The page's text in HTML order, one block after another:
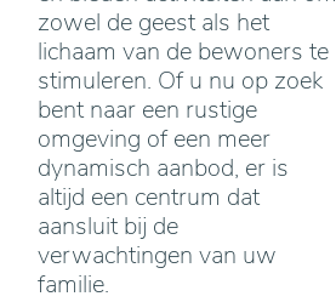
zowel de geest als het
lichaam van de bewoners te
stimuleren. Of u nu op zoek
bent naar een rustige
omgeving of een meer
dynamisch aanbod, er is
altijd een centrum dat
aansluit bij de
verwachtingen van uw
familie.